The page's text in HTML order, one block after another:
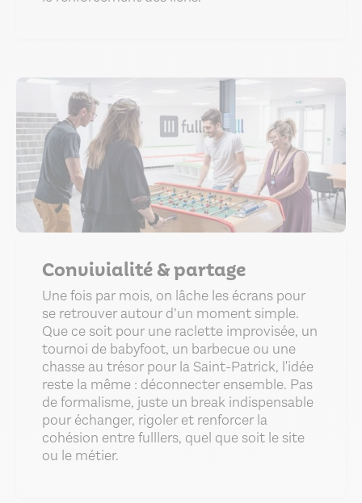
Convivialité & partage
Une fois par mois, on lâche les écrans pour
se retrouver autour d’un moment simple.
Que ce soit pour une raclette improvisée, un
tournoi de babyfoot, un barbecue ou une
chasse au trésor pour la Saint-Patrick, l'idée
reste la même : déconnecter ensemble. Pas
de formalisme, juste un break indispensable
pour échanger, rigoler et renforcer la
cohésion entre fulllers, quel que soit le site
ou le métier.